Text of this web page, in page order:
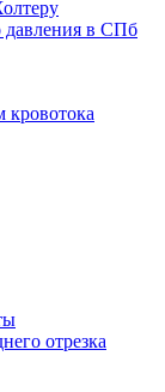
давления в СПб
кровотока
отрезка